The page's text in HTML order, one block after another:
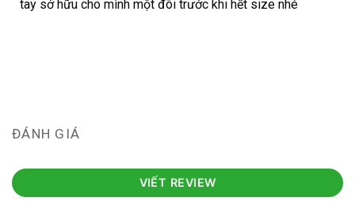
tay sở hữu cho mình một đôi trước khi hết size nhé
ĐÁNH GIÁ
VIẾT REVIEW